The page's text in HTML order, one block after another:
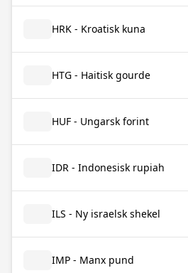
HRK - Kroatisk kuna
HTG - Haitisk gourde
HUF - Ungarsk forint
IDR - Indonesisk rupiah
ILS - Ny israelsk shekel
IMP - Manx pund